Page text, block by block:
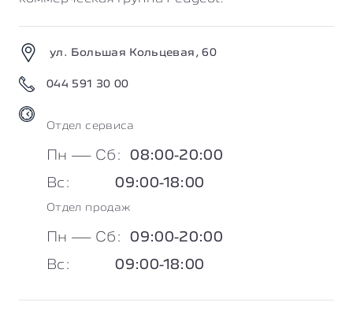
ул. Большая Кольцевая, 60
044 591 30 00
Отдел cервиса
Пн — Сб: 08:00-20:00
Вc: 09:00-18:00
Отдел продаж
Пн — Сб: 09:00-20:00
Вc: 09:00-18:00